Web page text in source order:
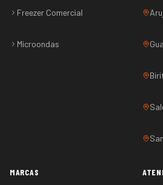
Freezer Comercial
Microondas
MARCAS